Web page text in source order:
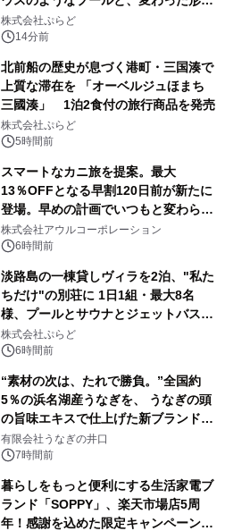
サウナも 「THE BOXY AWAJI」のお
得な素泊まり連泊プランで
株式会社ぷらど
14分前
北前船の歴史が息づく港町・三国湊で
上質な滞在を 「オーベルジュほまち
三國湊」 1泊2食付の旅行商品を発売
株式会社ぷらど
5時間前
スマートなカニ旅を提案。最大
13％OFFとなる早割120日前が新たに
登場。早めの計画でいつもと変わらぬ
大人の冬旅を。ー夕日ヶ浦温泉「佳松
苑 別邸ふうか」ー
株式会社アウルコーポレーション
6時間前
淡路島の一棟貸しヴィラを2泊、"私た
ちだけ"の別荘に 1日1組・最大8名
様、プールとサウナとジェットバス付
きで Villa Mon Temps AWAJIの連泊
素泊りプラン
株式会社ぷらど
6時間前
“素材の次は、たれで勝負。”全国約
5％の浜名湖産うなぎを、 うなぎの頭
の旨味エキスで仕上げた新ブランド
「井口の誉」誕生
有限会社うなぎの井口
7時間前
暮らしをもっと便利にする生活家電ブ
ランド「SOPPY」、楽天市場店5周
年！感謝を込めた限定キャンペーンを